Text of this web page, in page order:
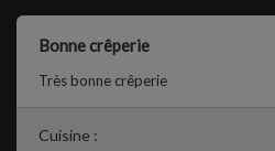
Bonne crêperie
Très bonne crêperie
Cuisine :